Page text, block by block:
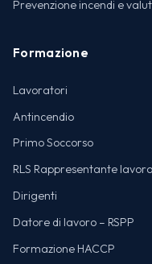
Prevenzione incendi e
Formazione
Lavoratori
Antincendio
Primo Soccorso
RLS Rappresentante
Dirigenti
Datore di lavoro – RSPP
Formazione HACCP